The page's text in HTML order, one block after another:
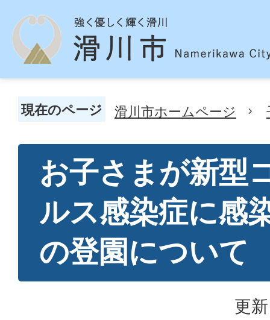
現在のページ 滑川市ホームページ
お子さまが新型
ルス感染症に感
の登園について
更